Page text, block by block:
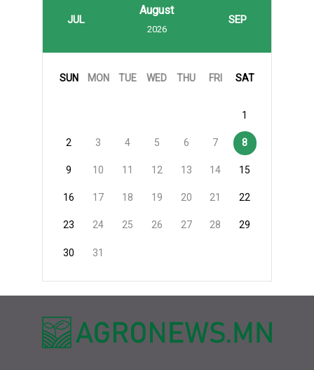
JUL
August
2026
SEP
SUN MON TUE WED THU FRI SAT
1
2 3 4 5 6 7 8
9 10 11 12 13 14 15
16 17 18 19 20 21 22
23 24 25 26 27 28 29
30 31